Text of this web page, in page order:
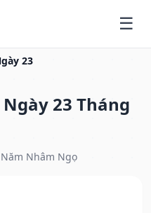
23
23 Tháng
Nhâm Ngọ